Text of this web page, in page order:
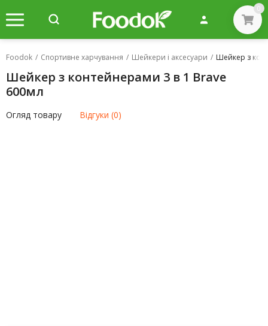
0
Foodok / Спортивне харчування / Шейкери і аксесуари / Шейкер з
Шейкер з контейнерами 3 в 1 Brave
600мл
Огляд товару Відгуки (0)